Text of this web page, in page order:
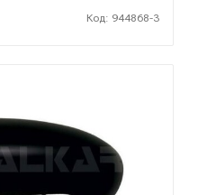
Код: 944868-3